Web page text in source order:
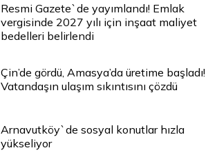
Resmi Gazete`de yayımlandı! Emlak
vergisinde 2027 yılı için inşaat maliyet
bedelleri belirlendi
Çin’de gördü, Amasya’da üretime başladı!
Vatandaşın ulaşım sıkıntısını çözdü
Arnavutköy`de sosyal konutlar hızla
yükseliyor